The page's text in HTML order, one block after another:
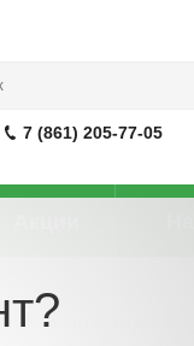
7 (861) 205-77-05
элементы для ЭУИ